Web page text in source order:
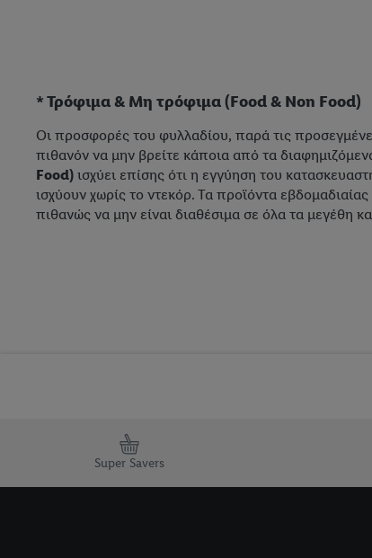
* Τρόφιμα & Μη τρόφιμα (Food & Non Food)
Οι προσφορές του φυλλαδίου, παρά τις
πιθανόν να μην βρείτε κάποια από τα
Food) ισχύει επίσης ότι η εγγύηση του
ισχύουν χωρίς το ντεκόρ. Τα προϊόντα
πιθανώς να μην είναι διαθέσιμα σε όλα τα μεγέθη
Super Savers